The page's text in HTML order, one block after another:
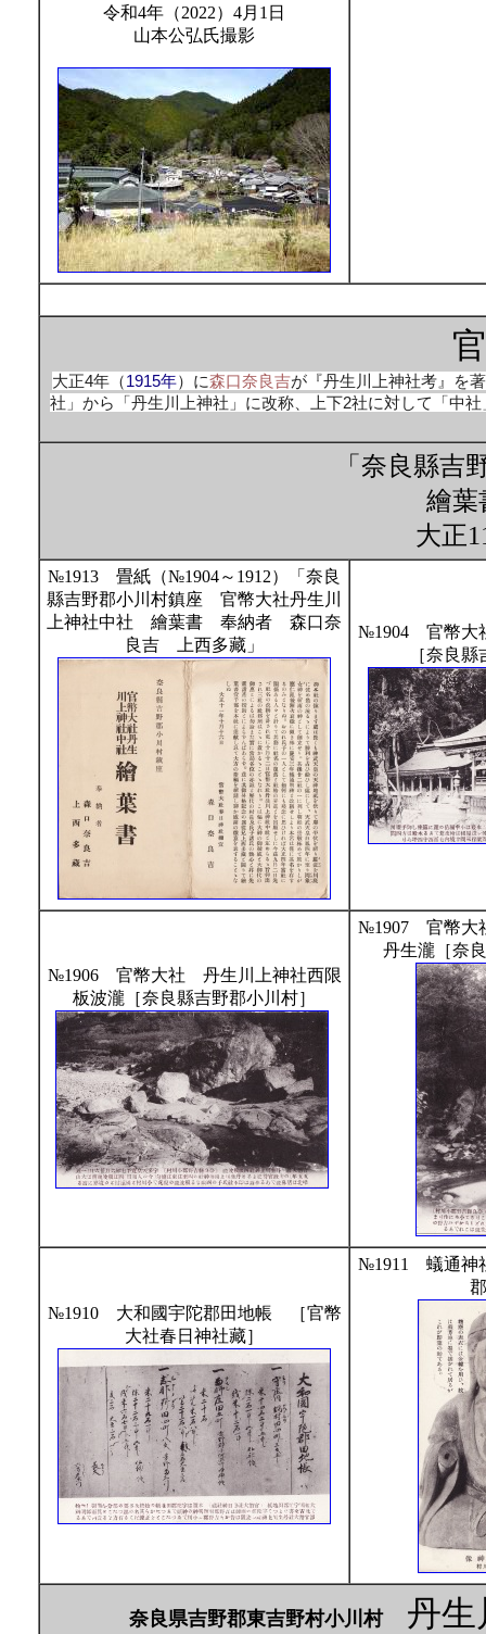
令和4年（2022）4月1日
山本公弘氏撮影
大正4年（1915年）に森口奈良吉が『丹生川上神社考』を
社」から「丹生川上神社」に改称、上下2社に対して「中
「奈良縣
繪葉
大正
№1913 畳紙（№1904～1912）「奈良
縣吉野郡小川村鎮座 官幣大社丹生川
上神社中社 繪葉書 奉納者 森口奈
良吉 上西多藏」
№1904 官幣大
［奈良
№1906 官幣大社 丹生川上神社西限
板波瀧［奈良縣吉野郡小川村］
№1907 官幣大
丹生瀧［奈
№1910 大和國宇陀郡田地帳 ［官幣
大社春日神社藏］
№1911 蟻通神
奈良県吉野郡東吉野村小川村 丹生